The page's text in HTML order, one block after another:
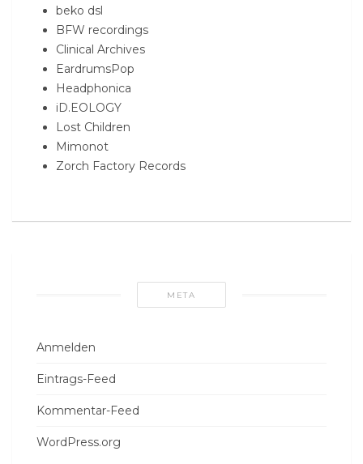
beko dsl
BFW recordings
Clinical Archives
EardrumsPop
Headphonica
iD.EOLOGY
Lost Children
Mimonot
Zorch Factory Records
META
Anmelden
Eintrags-Feed
Kommentar-Feed
WordPress.org